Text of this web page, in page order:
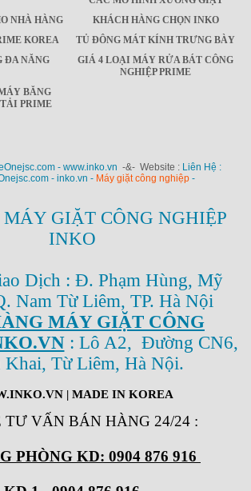
NHÀ HÀNG
KHÁCH HÀNG CHỌN INKO
KOREA
TỦ ĐÔNG MÁT KÍNH TRƯNG BÀY
ĐA NĂNG
GIÁ 4 LOẠI MÁY RỬA BÁT CÔNG
NGHIỆP PRIME
BĂNG
PRIME
- www.inko.vn -&- Website : Liên Hệ :
- inko.vn - Máy giặt công nghiệp -
MÁY GIẶT CÔNG NGHIỆP
INKO
Dịch : Đ. Phạm Hùng, Mỹ
Nam Từ Liêm, TP. Hà Nội
MÁY GIẶT CÔNG
: Lô A2, Đường CN6,
Khai, Từ Liêm, Hà Nội.
| MADE IN KOREA
TƯ VẤN BÁN HÀNG 24/24 :
PHÒNG KD: 0904 876 916